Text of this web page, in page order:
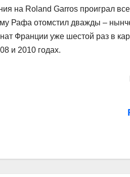
на Roland Garros проиграл
Рафа отомстил дважды –
Франции уже шестой раз в
и 2010 годах.